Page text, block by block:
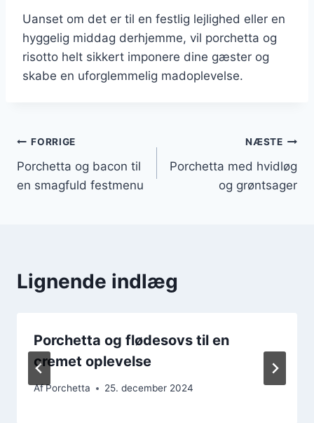
Uanset om det er til en festlig lejlighed eller en
hyggelig middag derhjemme, vil porchetta og
risotto helt sikkert imponere dine gæster og
skabe en uforglemmelig madoplevelse.
Indlægsnavigation
FORRIGE
Porchetta og bacon til
en smagfuld festmenu
NÆSTE
Porchetta med hvidløg
og grøntsager
Lignende indlæg
Porchetta og flødesovs til en
cremet oplevelse
AfPorchetta 25. december 2024